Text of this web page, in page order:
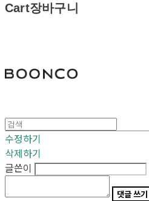
Cart장바구니
수정하기
삭제하기
글쓴이
댓글 쓰기